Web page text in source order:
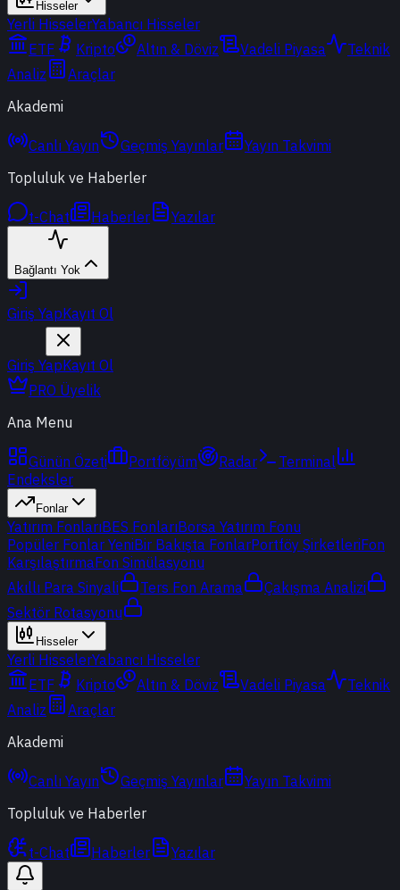
Hisseler
Yerli HisselerYabancı Hisseler
ETF
Kripto Altın & Döviz Vadeli Piyasa
Teknik
Analiz
Araçlar
Akademi
Canlı Yayın Geçmiş Yayınlar
Yayın Takvimi
Topluluk ve Haberler
t-Chat Haberler Yazılar
Bağlantı Yok
Giriş YapKayıt Ol
Giriş YapKayıt Ol
PRO Üyelik
Ana Menu
Günün Özeti Portföyüm Radar
Terminal
Endeksler
Fonlar
Yatırım FonlarıBES FonlarıBorsa Yatırım Fonu
Popüler Fonlar YeniBir Bakışta FonlarPortföy ŞirketleriFon
KarşılaştırmaFon Simülasyonu
Akıllı Para Sinyali
Ters Fon Arama
Çakışma Analizi
Sektör Rotasyonu
Hisseler
Yerli HisselerYabancı Hisseler
ETF
Kripto Altın & Döviz Vadeli Piyasa
Teknik
Analiz
Araçlar
Akademi
Canlı Yayın Geçmiş Yayınlar
Yayın Takvimi
Topluluk ve Haberler
t-Chat Haberler Yazılar